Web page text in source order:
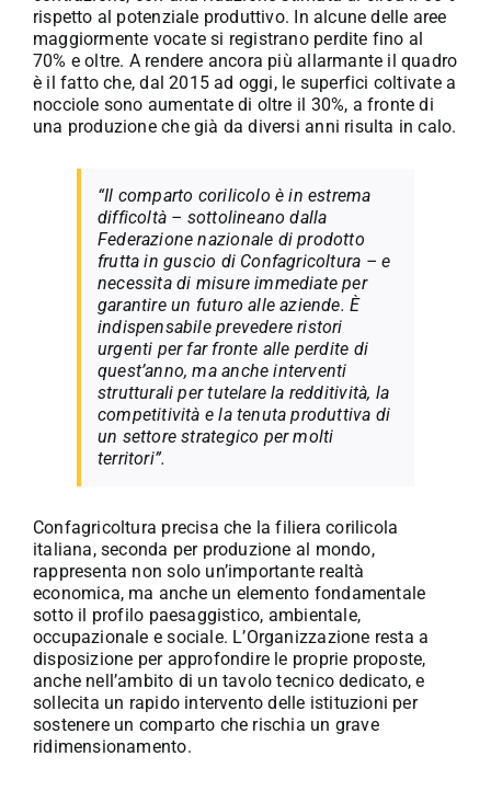
rispetto al potenziale produttivo. In alcune delle aree
maggiormente vocate si registrano perdite fino al
70% e oltre. A rendere ancora più allarmante il quadro
è il fatto che, dal 2015 ad oggi, le superfici coltivate a
nocciole sono aumentate di oltre il 30%, a fronte di
una produzione che già da diversi anni risulta in calo.
“Il comparto corilicolo è in estrema
difficoltà – sottolineano dalla
Federazione nazionale di prodotto
frutta in guscio di Confagricoltura – e
necessita di misure immediate per
garantire un futuro alle aziende. È
indispensabile prevedere ristori
urgenti per far fronte alle perdite di
quest’anno, ma anche interventi
strutturali per tutelare la redditività, la
competitività e la tenuta produttiva di
un settore strategico per molti
territori”.
Confagricoltura precisa che la filiera corilicola
italiana, seconda per produzione al mondo,
rappresenta non solo un’importante realtà
economica, ma anche un elemento fondamentale
sotto il profilo paesaggistico, ambientale,
occupazionale e sociale. L’Organizzazione resta a
disposizione per approfondire le proprie proposte,
anche nell’ambito di un tavolo tecnico dedicato, e
sollecita un rapido intervento delle istituzioni per
sostenere un comparto che rischia un grave
ridimensionamento.